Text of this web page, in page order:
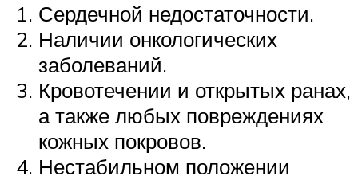
Сердечной недостаточности.
Наличии онкологических
заболеваний.
Кровотечении и открытых ранах,
а также любых повреждениях
кожных покровов.
Нестабильном положении